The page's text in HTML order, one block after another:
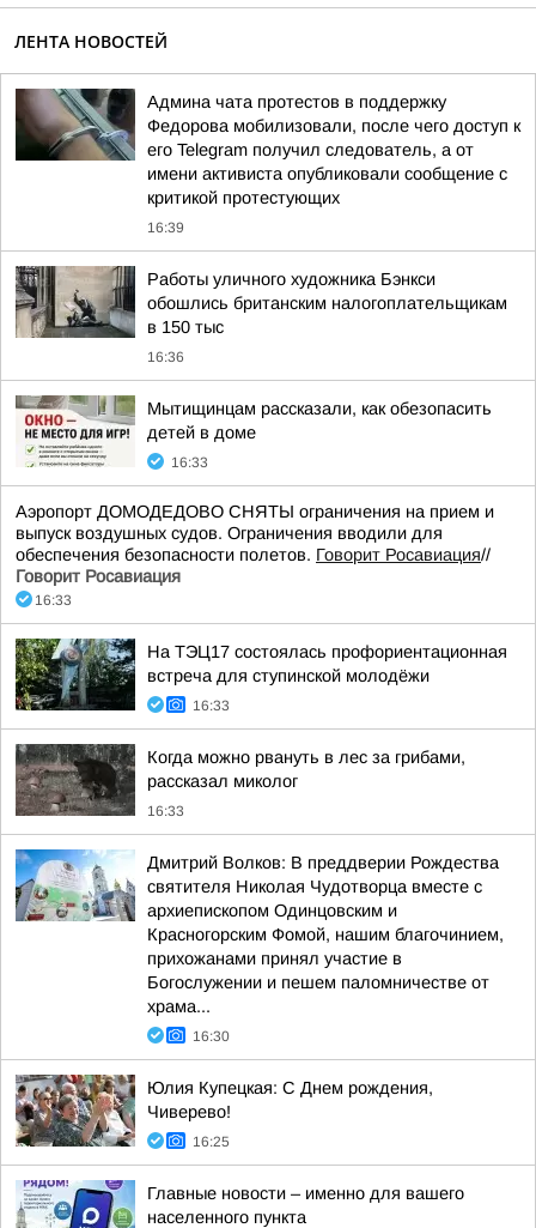
ЛЕНТА НОВОСТЕЙ
Админа чата протестов в поддержку
Федорова мобилизовали, после чего доступ к
его Telegram получил следователь, а от
имени активиста опубликовали сообщение с
критикой протестующих
16:39
Работы уличного художника Бэнкси
обошлись британским налогоплательщикам
в 150 тыс
16:36
Мытищинцам рассказали, как обезопасить
детей в доме
16:33
Аэропорт ДОМОДЕДОВО СНЯТЫ ограничения на прием и
выпуск воздушных судов. Ограничения вводили для
обеспечения безопасности полетов. Говорит Росавиация//
Говорит Росавиация
16:33
На ТЭЦ17 состоялась профориентационная
встреча для ступинской молодёжи
16:33
Когда можно рвануть в лес за грибами,
рассказал миколог
16:33
Дмитрий Волков: В преддверии Рождества
святителя Николая Чудотворца вместе с
архиепископом Одинцовским и
Красногорским Фомой, нашим благочинием,
прихожанами принял участие в
Богослужении и пешем паломничестве от
храма...
16:30
Юлия Купецкая: С Днем рождения,
Чиверево!
16:25
Главные новости – именно для вашего
населенного пункта